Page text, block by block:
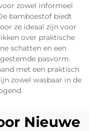
zowel informeel
bamboestof biedt
ze ideaal zijn voor
over praktische
schatten en een
pasvorm.
met een praktisch
zowel wasbaar in de
Nieuwe